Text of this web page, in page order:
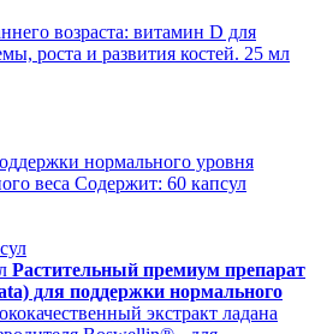
возраста: витамин D для
роста и развития костей. 25 мл
нормального уровня
веса Содержит: 60 капсул
Растительный премиум препарат
для поддержки нормального
экстракт ладана